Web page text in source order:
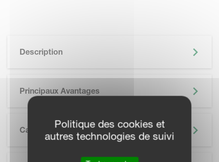
Description
Principaux Avantages
CaractéristiquesPolitique des cookies et
autres technologies de suivi